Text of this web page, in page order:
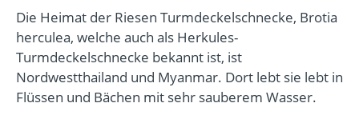
Die Heimat der Riesen Turmdeckelschnecke, Brotia
herculea, welche auch als Herkules-
Turmdeckelschnecke bekannt ist, ist
Nordwestthailand und Myanmar. Dort lebt sie lebt in
Flüssen und Bächen mit sehr sauberem Wasser.